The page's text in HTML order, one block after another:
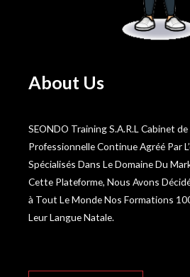
About Us
SEONDO Training S.A.R.L Cabinet
Professionnelle Continue Agréé Par
Spécialisés Dans Le Domaine Du
Cette Plateforme, Nous Avons
à Tout Le Monde Nos Formations
Leur Langue Natale.